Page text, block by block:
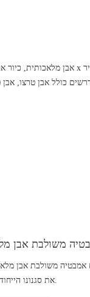
הנדרשים כולל אבן
משולבת אבן